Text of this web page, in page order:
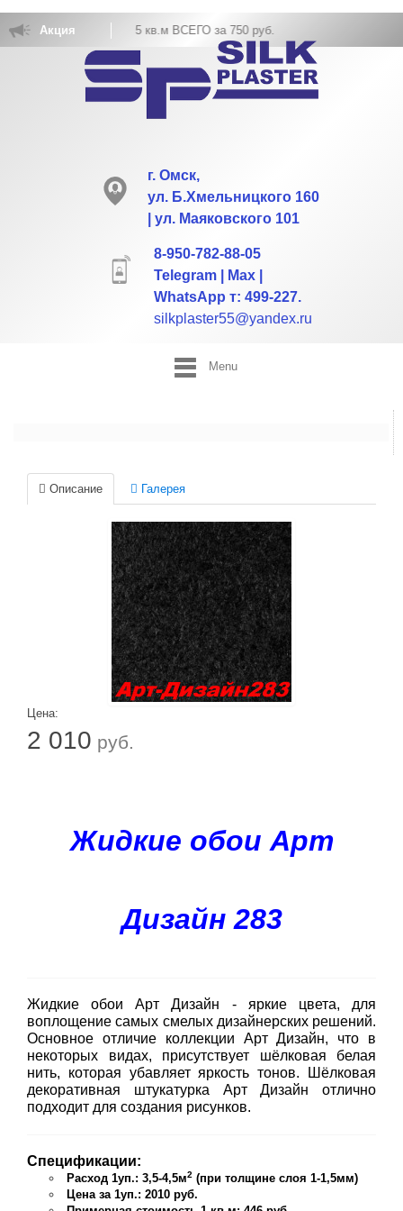
Акция
РАСХОД НА 5 кв.м ВСЕГО за 750 руб.
г. Омск,
ул. Б.Хмельницкого 160
| ул. Маяковского 101
8-950-782-88-05
Telegram | Max |
WhatsApp т: 499-227.
silkplaster55@yandex.ru
Menu
Описание Галерея
Цена:
2 010 руб.
Жидкие обои Арт
Дизайн 283
Жидкие обои Арт Дизайн - яркие цвета, для
воплощение самых смелых дизайнерских решений.
Основное отличие коллекции Арт Дизайн, что в
некоторых видах, присутствует шёлковая белая
нить, которая убавляет яркость тонов. Шёлковая
декоративная штукатурка Арт Дизайн отлично
подходит для создания рисунков.
Спецификации:
Расход 1уп.: 3,5-4,5м2 (при толщине слоя 1-1,5мм)
Цена за 1уп.: 2010 руб.